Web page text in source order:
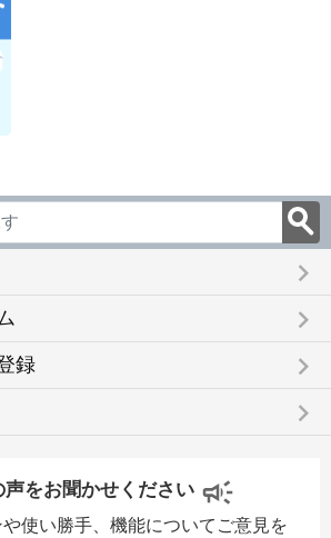
keyboard_arrow_right
keyboard_arrow_right
録 keyboard_arrow_right
keyboard_arrow_right
声をお聞かせください
使い勝手、機能についてご意見を